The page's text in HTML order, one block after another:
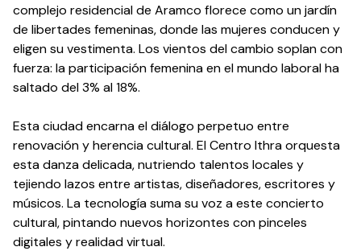
complejo residencial de Aramco florece como un jardín
de libertades femeninas, donde las mujeres conducen y
eligen su vestimenta. Los vientos del cambio soplan con
fuerza: la participación femenina en el mundo laboral ha
saltado del 3% al 18%.
Esta ciudad encarna el diálogo perpetuo entre
renovación y herencia cultural. El Centro Ithra orquesta
esta danza delicada, nutriendo talentos locales y
tejiendo lazos entre artistas, diseñadores, escritores y
músicos. La tecnología suma su voz a este concierto
cultural, pintando nuevos horizontes con pinceles
digitales y realidad virtual.